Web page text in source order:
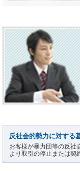
反社会的勢力に対する
お客様が暴力団等の反社
より取引の停止または契